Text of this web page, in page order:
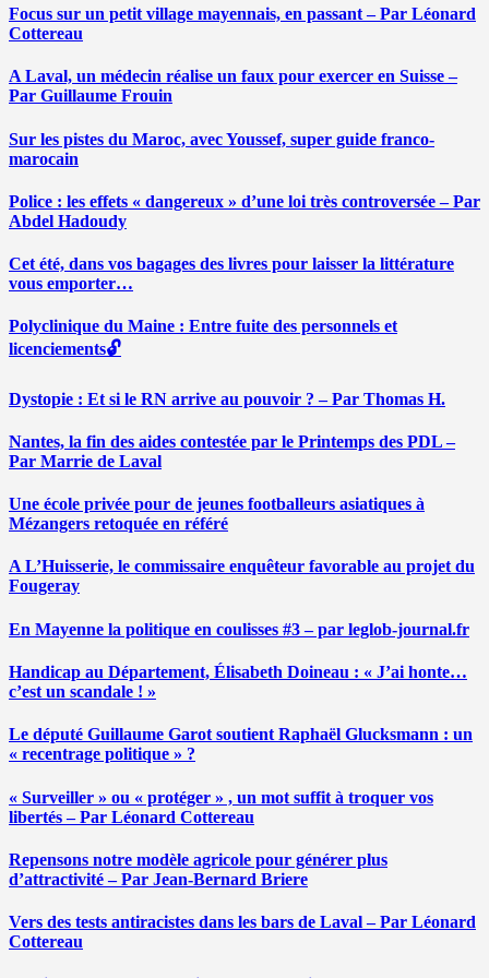
Focus sur un petit village mayennais, en passant – Par Léonard
Cottereau
A Laval, un médecin réalise un faux pour exercer en Suisse –
Par Guillaume Frouin
Sur les pistes du Maroc, avec Youssef, super guide franco-
marocain
Police : les effets « dangereux » d’une loi très controversée – Par
Abdel Hadoudy
Cet été, dans vos bagages des livres pour laisser la littérature
vous emporter…
Polyclinique du Maine : Entre fuite des personnels et
licenciements🔓
Dystopie : Et si le RN arrive au pouvoir ? – Par Thomas H.
Nantes, la fin des aides contestée par le Printemps des PDL –
Par Marrie de Laval
Une école privée pour de jeunes footballeurs asiatiques à
Mézangers retoquée en référé
A L’Huisserie, le commissaire enquêteur favorable au projet du
Fougeray
En Mayenne la politique en coulisses #3 – par leglob-journal.fr
Handicap au Département, Élisabeth Doineau : « J’ai honte…
c’est un scandale ! »
Le député Guillaume Garot soutient Raphaël Glucksmann : un
« recentrage politique » ?
« Surveiller » ou « protéger » , un mot suffit à troquer vos
libertés – Par Léonard Cottereau
Repensons notre modèle agricole pour générer plus
d’attractivité – Par Jean-Bernard Briere
Vers des tests antiracistes dans les bars de Laval – Par Léonard
Cottereau